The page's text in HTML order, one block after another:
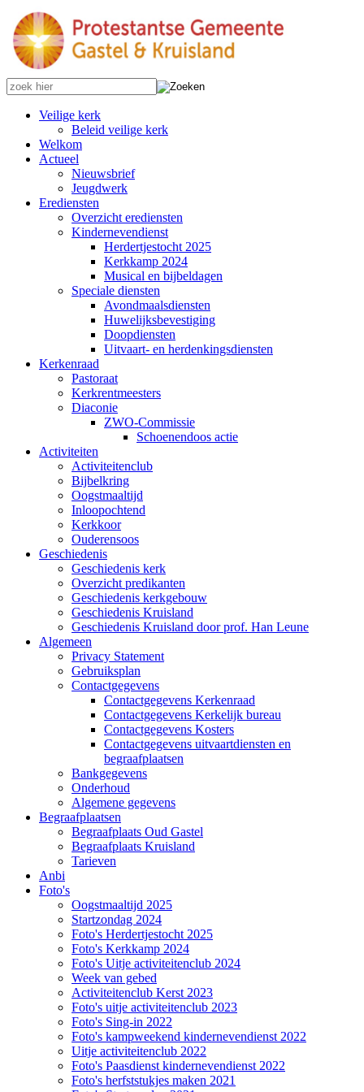
Veilige kerk
Beleid veilige kerk
Welkom
Actueel
Nieuwsbrief
Jeugdwerk
Erediensten
Overzicht erediensten
Kindernevendienst
Herdertjestocht 2025
Kerkkamp 2024
Musical en bijbeldagen
Speciale diensten
Avondmaalsdiensten
Huwelijksbevestiging
Doopdiensten
Uitvaart- en herdenkingsdiensten
Kerkenraad
Pastoraat
Kerkrentmeesters
Diaconie
ZWO-Commissie
Schoenendoos actie
Activiteiten
Activiteitenclub
Bijbelkring
Oogstmaaltijd
Inloopochtend
Kerkkoor
Ouderensoos
Geschiedenis
Geschiedenis kerk
Overzicht predikanten
Geschiedenis kerkgebouw
Geschiedenis Kruisland
Geschiedenis Kruisland door prof. Han Leune
Algemeen
Privacy Statement
Gebruiksplan
Contactgegevens
Contactgegevens Kerkenraad
Contactgegevens Kerkelijk bureau
Contactgegevens Kosters
Contactgegevens uitvaartdiensten en
begraafplaatsen
Bankgegevens
Onderhoud
Algemene gegevens
Begraafplaatsen
Begraafplaats Oud Gastel
Begraafplaats Kruisland
Tarieven
Anbi
Foto's
Oogstmaaltijd 2025
Startzondag 2024
Foto's Herdertjestocht 2025
Foto's Kerkkamp 2024
Foto's Uitje activiteitenclub 2024
Week van gebed
Activiteitenclub Kerst 2023
Foto's uitje activiteitenclub 2023
Foto's Sing-in 2022
Foto's kampweekend kindernevendienst 2022
Uitje activiteitenclub 2022
Foto's Paasdienst kindernevendienst 2022
Foto's herfststukjes maken 2021